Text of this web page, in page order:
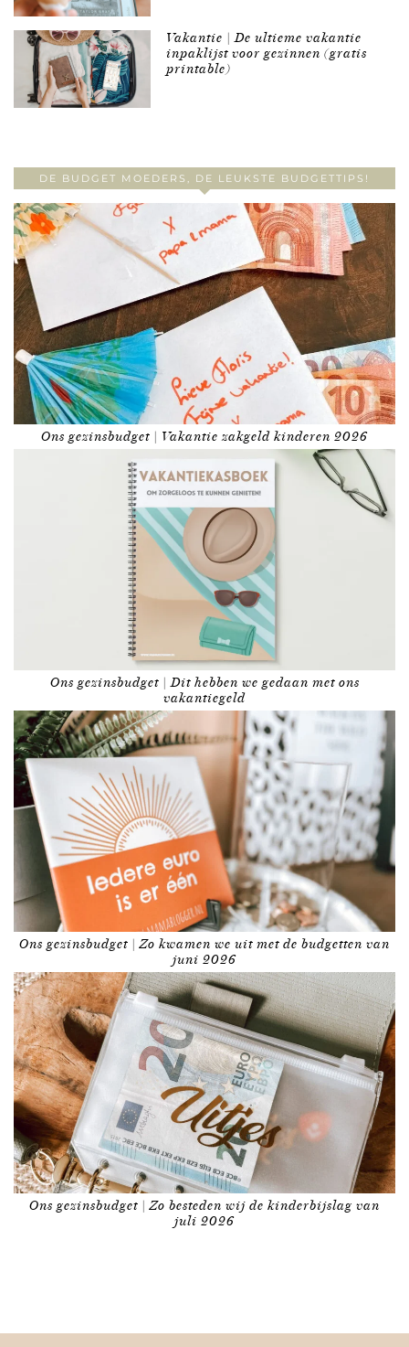
Vakantie | De ultieme vakantie
inpaklijst voor gezinnen (gratis
printable)
DE BUDGET MOEDERS, DE LEUKSTE BUDGETTIPS!
Ons gezinsbudget | Vakantie zakgeld kinderen 2026
Ons gezinsbudget | Dit hebben we gedaan met ons
vakantiegeld
Ons gezinsbudget | Zo kwamen we uit met de budgetten van
juni 2026
Ons gezinsbudget | Zo besteden wij de kinderbijslag van
juli 2026